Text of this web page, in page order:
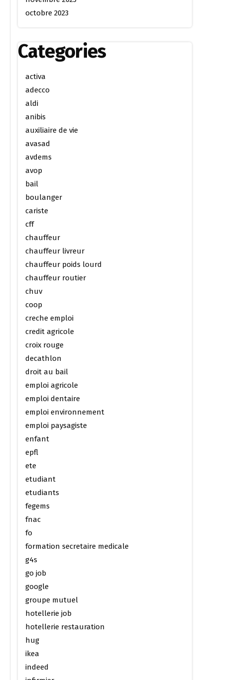
octobre 2023
Categories
activa
adecco
aldi
anibis
auxiliaire de vie
avasad
avdems
avop
bail
boulanger
cariste
cff
chauffeur
chauffeur livreur
chauffeur poids lourd
chauffeur routier
chuv
coop
creche emploi
credit agricole
croix rouge
decathlon
droit au bail
emploi agricole
emploi dentaire
emploi environnement
emploi paysagiste
enfant
epfl
ete
etudiant
etudiants
fegems
fnac
fo
formation secretaire medicale
g4s
go job
google
groupe mutuel
hotellerie job
hotellerie restauration
hug
ikea
indeed